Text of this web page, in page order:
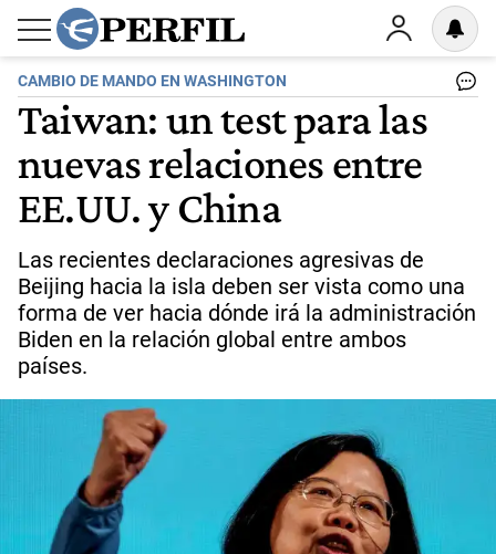
CAMBIO DE MANDO EN WASHINGTON
Taiwan: un test para las
nuevas relaciones entre
EE.UU. y China
Las recientes declaraciones agresivas de
Beijing hacia la isla deben ser vista como una
forma de ver hacia dónde irá la administración
Biden en la relación global entre ambos
países.